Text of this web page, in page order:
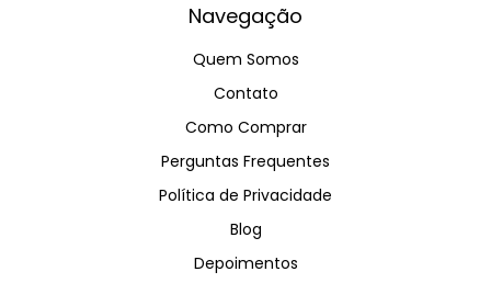
Navegação
Quem Somos
Contato
Como Comprar
Perguntas Frequentes
Política de Privacidade
Blog
Depoimentos